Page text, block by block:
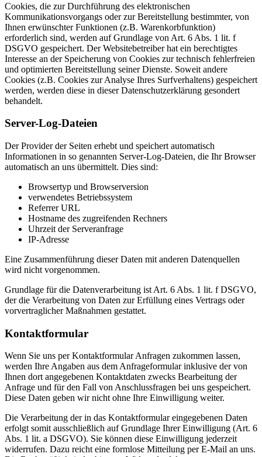
Cookies, die zur Durchführung des elektronischen
Kommunikationsvorgangs oder zur Bereitstellung bestimmter, von
Ihnen erwünschter Funktionen (z.B. Warenkorbfunktion)
erforderlich sind, werden auf Grundlage von Art. 6 Abs. 1 lit. f
DSGVO gespeichert. Der Websitebetreiber hat ein berechtigtes
Interesse an der Speicherung von Cookies zur technisch fehlerfreien
und optimierten Bereitstellung seiner Dienste. Soweit andere
Cookies (z.B. Cookies zur Analyse Ihres Surfverhaltens) gespeichert
werden, werden diese in dieser Datenschutzerklärung gesondert
behandelt.
Server-Log-Dateien
Der Provider der Seiten erhebt und speichert automatisch
Informationen in so genannten Server-Log-Dateien, die Ihr Browser
automatisch an uns übermittelt. Dies sind:
Browsertyp und Browserversion
verwendetes Betriebssystem
Referrer URL
Hostname des zugreifenden Rechners
Uhrzeit der Serveranfrage
IP-Adresse
Eine Zusammenführung dieser Daten mit anderen Datenquellen
wird nicht vorgenommen.
Grundlage für die Datenverarbeitung ist Art. 6 Abs. 1 lit. f DSGVO,
der die Verarbeitung von Daten zur Erfüllung eines Vertrags oder
vorvertraglicher Maßnahmen gestattet.
Kontaktformular
Wenn Sie uns per Kontaktformular Anfragen zukommen lassen,
werden Ihre Angaben aus dem Anfrageformular inklusive der von
Ihnen dort angegebenen Kontaktdaten zwecks Bearbeitung der
Anfrage und für den Fall von Anschlussfragen bei uns gespeichert.
Diese Daten geben wir nicht ohne Ihre Einwilligung weiter.
Die Verarbeitung der in das Kontaktformular eingegebenen Daten
erfolgt somit ausschließlich auf Grundlage Ihrer Einwilligung (Art. 6
Abs. 1 lit. a DSGVO). Sie können diese Einwilligung jederzeit
widerrufen. Dazu reicht eine formlose Mitteilung per E-Mail an uns.